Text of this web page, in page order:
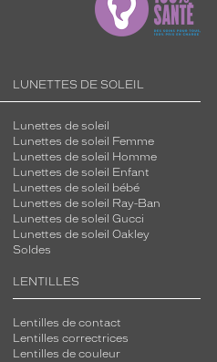
LUNETTES DE SOLEIL
Lunettes de soleil
Lunettes de soleil Femme
Lunettes de soleil Homme
Lunettes de soleil Enfant
Lunettes de soleil bébé
Lunettes de soleil Ray-Ban
Lunettes de soleil Gucci
Lunettes de soleil Oakley
Soldes
LENTILLES
Lentilles de contact
Lentilles correctrices
Lentilles de couleur